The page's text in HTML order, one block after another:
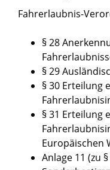
Fahrerlaubnis-
§ 28
§ 29
§ 30 Erteilung
§ 31 Erteilung
Europäischen
Anlage 11 (zu